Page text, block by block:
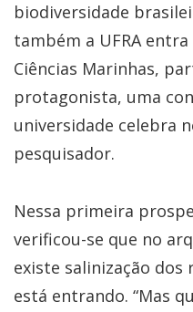
biodiversidade
também a UFRA
Ciências Marinhas,
protagonista, uma
universidade celebra
pesquisador.
Nessa primeira
verificou-se que no
existe salinização dos
está entrando. “Mas